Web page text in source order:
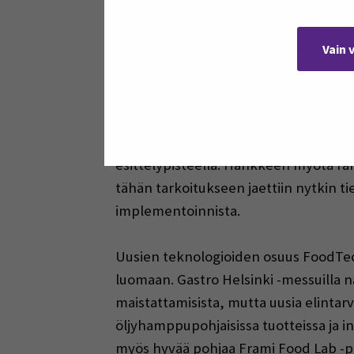
Vain
ottamalla ohjataan oikeisiin
ruokainnovaatioiden kehittämiseen
Nykopp Metropolia
ruoka-alan toimijoille. Heille on
esittelypisteellä. Hankkeen myötä
tähän tarkoitukseen jaettiin nytkin
implementoinnista.
Uusien teknologioiden osuus
luomaan. Gastro Helsinki -
maistattamisista, mutta uusia
öljyhamppupohjaisissa tuotteissa ja
myös hyvää pohjaa Frami Food